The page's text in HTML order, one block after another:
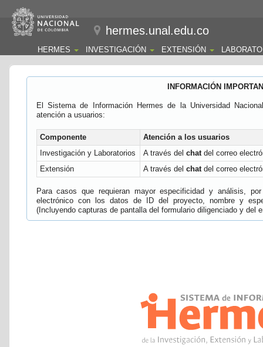
hermes.unal.edu.co
HERMES INVESTIGACIÓN EXTENSIÓN
INFORMACIÓN
El Sistema de Información Hermes de la Universidad
atención a usuarios:
Componente
Atención a los usuarios
Investigación y Laboratorios
A través del chatdel correo
Extensión
A través del chatdel correo
Para casos que requieran mayor especificidad y análisis,
electrónico con los datos de ID del proyecto, nombre y
(Incluyendo capturas de pantalla del formulario diligenciado y del